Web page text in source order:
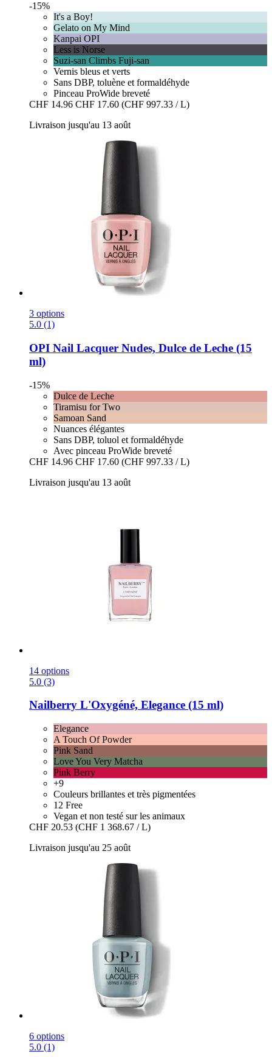
-15%
It's a Boy!
Gelato on My Mind
Kanpai OPI
Less is Norse
Suzi-san Climbs Fuji-san
Vernis bleus et verts
Sans DBP, toluène et formaldéhyde
Pinceau ProWide breveté
CHF 14.96 CHF 17.60 (CHF 997.33 / L)
Livraison jusqu'au 13 août
3 options
5.0 (1)
OPI Nail Lacquer Nudes, Dulce de Leche (15
ml)
-15%
Dulce de Leche
Tiramisu for Two
Samoan Sand
Nuances élégantes
Sans DBP, toluol et formaldéhyde
Avec pinceau ProWide breveté
CHF 14.96 CHF 17.60 (CHF 997.33 / L)
Livraison jusqu'au 13 août
14 options
5.0 (3)
Nailberry L'Oxygéné, Elegance (15 ml)
Elegance
A Touch Of Powder
Pink Sand
Love You Very Matcha
Pink Berry
+9
Couleurs brillantes et très pigmentées
12 Free
Vegan et non testé sur les animaux
CHF 20.53 (CHF 1 368.67 / L)
Livraison jusqu'au 25 août
6 options
5.0 (1)